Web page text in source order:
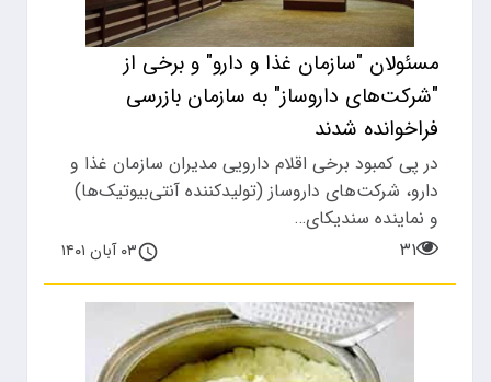
مسئولان "سازمان غذا و دارو" و برخی از
"شرکت‌های داروساز" به سازمان بازرسی
فراخوانده شدند
در پی کمبود برخی اقلام دارویی مدیران سازمان غذا و
دارو، شرکت‌های داروساز (تولیدکننده آنتی‌بیوتیک‌ها)
و نماینده سندیکای…
۳۱
۰۳ آبان ۱۴۰۱